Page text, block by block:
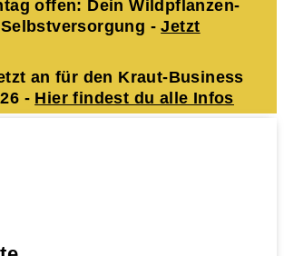
offen: Dein Wildpflanzen-
-Jetzt
an für den Kraut-Business
- Hier findest du alle Infos